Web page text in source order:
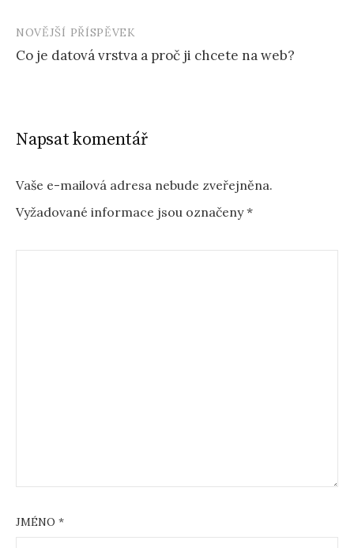
Navigace
příspěvku
NOVĚJŠÍ PŘÍSPĚVEK
Co je datová vrstva a proč ji chcete na web?
Napsat komentář
Vaše e-mailová adresa nebude zveřejněna.
Vyžadované informace jsou označeny*
JMÉNO *